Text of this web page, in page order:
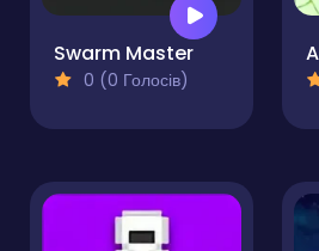
Swarm Master
0 (0 Голосів)